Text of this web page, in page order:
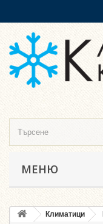
МЕНЮ
Климатици